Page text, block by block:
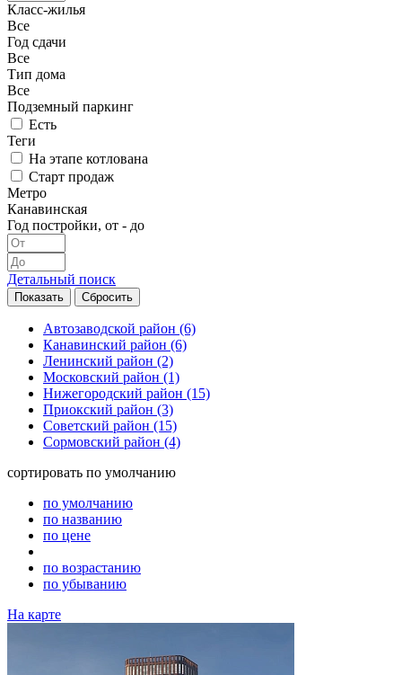
Класс-жилья
Все
Год сдачи
Все
Тип дома
Все
Подземный паркинг
Есть
Теги
На этапе котлована
Старт продаж
Метро
Канавинская
Год постройки, от - до
Детальный поиск
Автозаводской район (6)
Канавинский район (6)
Ленинский район (2)
Московский район (1)
Нижегородский район (15)
Приокский район (3)
Советский район (15)
Сормовский район (4)
сортировать по умолчанию
по умолчанию
по названию
по цене
по возрастанию
по убыванию
На карте